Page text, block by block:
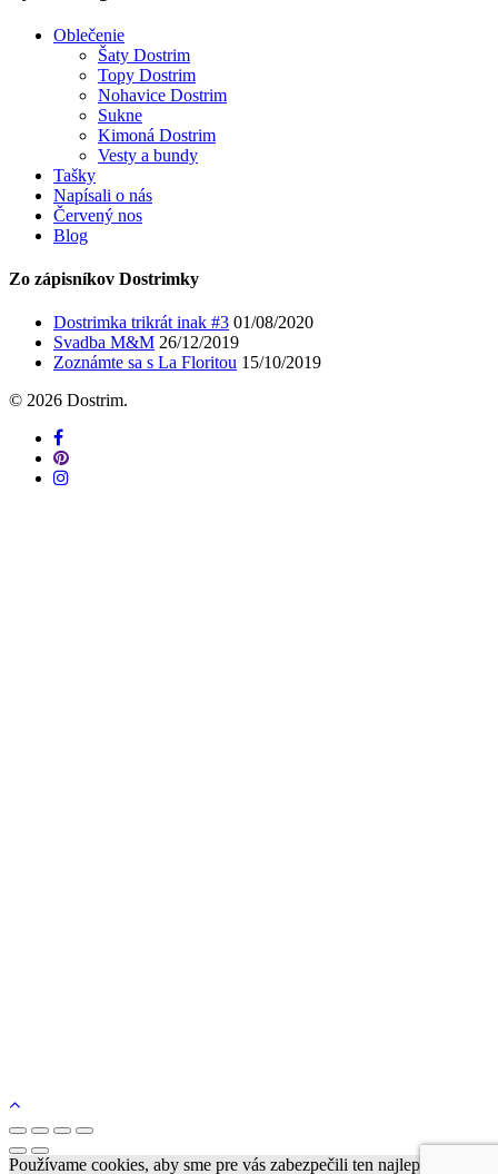
Oblečenie
Šaty Dostrim
Topy Dostrim
Nohavice Dostrim
Sukne
Kimoná Dostrim
Vesty a bundy
Tašky
Napísali o nás
Červený nos
Blog
Zo zápisníkov Dostrimky
Dostrimka trikrát inak #3 01/08/2020
Svadba M&M 26/12/2019
Zoznámte sa s La Floritou 15/10/2019
© 2026 Dostrim.
facebook
pinterest
instagram
Používame cookies, aby sme pre vás zabezpečili ten najlepší zážitok